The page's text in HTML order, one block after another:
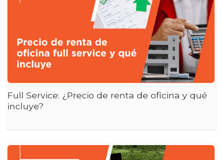
Full Service: ¿Precio de renta de oficina y qué
incluye?